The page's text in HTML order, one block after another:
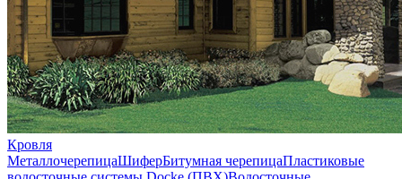
Кровля
МеталлочерепицаШиферБитумная черепицаПластиковые